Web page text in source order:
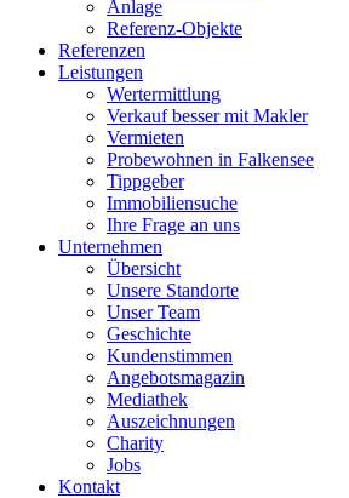
Anlage
Referenz-Objekte
Referenzen
Leistungen
Wertermittlung
Verkauf besser mit Makler
Vermieten
Probewohnen in Falkensee
Tippgeber
Immobiliensuche
Ihre Frage an uns
Unternehmen
Übersicht
Unsere Standorte
Unser Team
Geschichte
Kundenstimmen
Angebotsmagazin
Mediathek
Auszeichnungen
Charity
Jobs
Kontakt